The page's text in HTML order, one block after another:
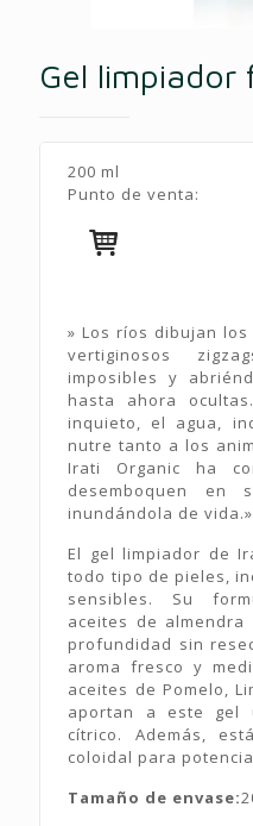
Gel limpiador
200 ml
Punto de venta:
» Los ríos dibujan
vertiginosos
imposibles y
hasta ahora
inquieto, el agua,
nutre tanto a los
Irati Organic ha
desemboquen en
inundándola de vida.»
El gel limpiador de
todo tipo de pieles,
sensibles. Su
aceites de
profundidad sin
aroma fresco y
aceites de Pomelo,
aportan a este gel
cítrico. Además,
coloidal para
Tamaño de envase: